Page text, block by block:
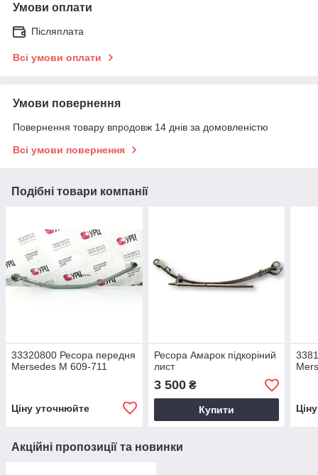
Умови оплати
Післяплата
Всі умови оплати
Умови повернення
Повернення товару впродовж 14 днів за домовленістю
Всі умови повернення
Подібні товари компанії
33320800 Ресора передня
Mersedes M 609-711
Ціну уточнюйте
Ресора Амарок підкоріний
лист
3 500₴
Купити
Акційні пропозиції та новинки